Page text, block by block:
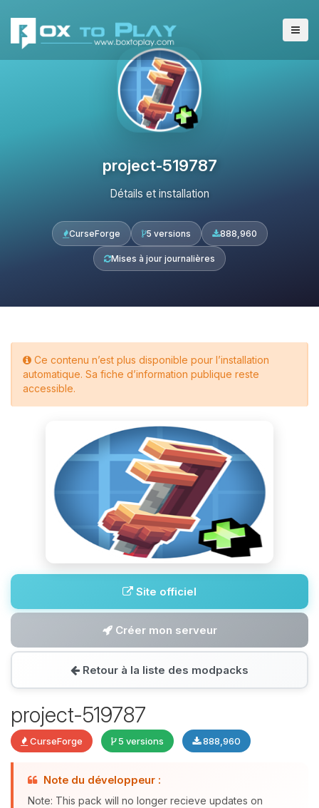
project-519787
Détails et installation
CurseForge 5 versions 888,960
Mises à jour journalières
Ce contenu n’est plus disponible pour l’installation
automatique. Sa fiche d’information publique reste
accessible.
Site officiel
Créer mon serveur
Retour à la liste des modpacks
project-519787
CurseForge 5 versions 888,960
Note du développeur :
Note: This pack will no longer recieve updates on
Youpi, enfin quelqu’un pour me
assistant BoxToPlay. Dis-moi ce dont
tu as besoin et je vais remuer mes
petits circuits pour t’aider.